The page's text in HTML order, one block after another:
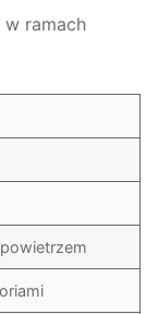
ramach